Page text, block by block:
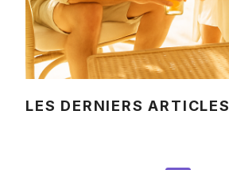
LES DERNIERS ARTICLES